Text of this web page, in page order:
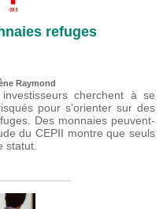
refuges
Raymond
cherchent à se
pour s’orienter sur des
Des monnaies peuvent-
du CEPII montre que seuls
statut.